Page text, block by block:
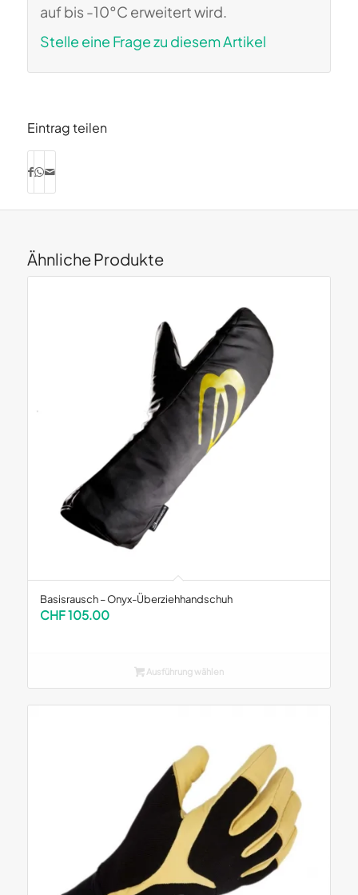
auf bis -10°C erweitert wird.
Stelle eine Frage zu diesem Artikel
Eintrag teilen
Ähnliche Produkte
Basisrausch – Onyx-Überziehhandschuh
CHF105.00
Ausführung wählen